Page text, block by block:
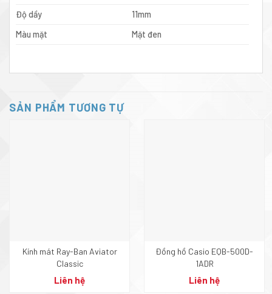
Độ dầy
11mm
Màu mặt
Mặt đen
SẢN PHẨM TƯƠNG TỰ
Kính mát Ray-Ban Aviator
Classic
Liên hệ
Đồng hồ Casio EQB-500D-
1ADR
Liên hệ